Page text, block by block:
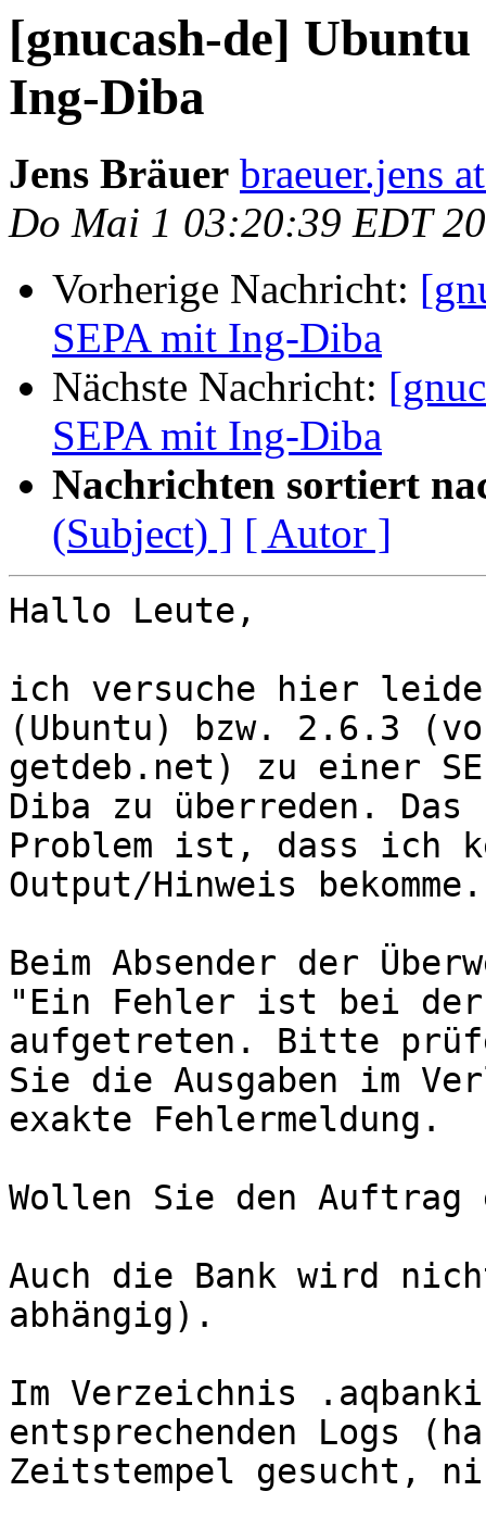
[gnucash-de]
Ing-Diba
Jens Bräuer braeuer.jens
Do Mai 1 03:20:39 EDT
Vorherige Nachricht:
SEPA mit Ing-Diba
Nächste Nachricht:
SEPA mit Ing-Diba
Nachrichten sortiert
(Subject) ] [ Autor ]
Hallo Leute,
ich versuche hier
(Ubuntu) bzw. 2.6.3
getdeb.net) zu einer
Diba zu überreden. Das
Problem ist, dass ich
Output/Hinweis bekomme.
Beim Absender der
"Ein Fehler ist bei der
aufgetreten. Bitte
Sie die Ausgaben im
exakte Fehlermeldung.
Wollen Sie den Auftrag
Auch die Bank wird
abhängig).
Im Verzeichnis
entsprechenden Logs
Zeitstempel gesucht,